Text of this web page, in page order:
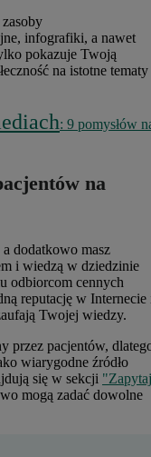
infografiki, a nawet
pokazuje Twoją
na istotne tematy
: 9 pomysłów
na
dodatkowo masz
i wiedzą w dziedzinie
odbiorcom cennych
reputację w Internecie
Twojej wiedzy.
przez pacjentów,
wiarygodne źródło
się w sekcji "Zapytaj
mogą zadać dowolne